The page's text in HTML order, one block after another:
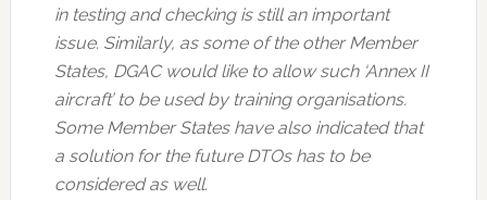
in testing and checking is still an important
issue. Similarly, as some of the other Member
States, DGAC would like to allow such ‘Annex II
aircraft’ to be used by training organisations.
Some Member States have also indicated that
a solution for the future DTOs has to be
considered as well.